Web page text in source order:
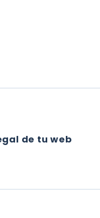
de tu web
DE TU WEB